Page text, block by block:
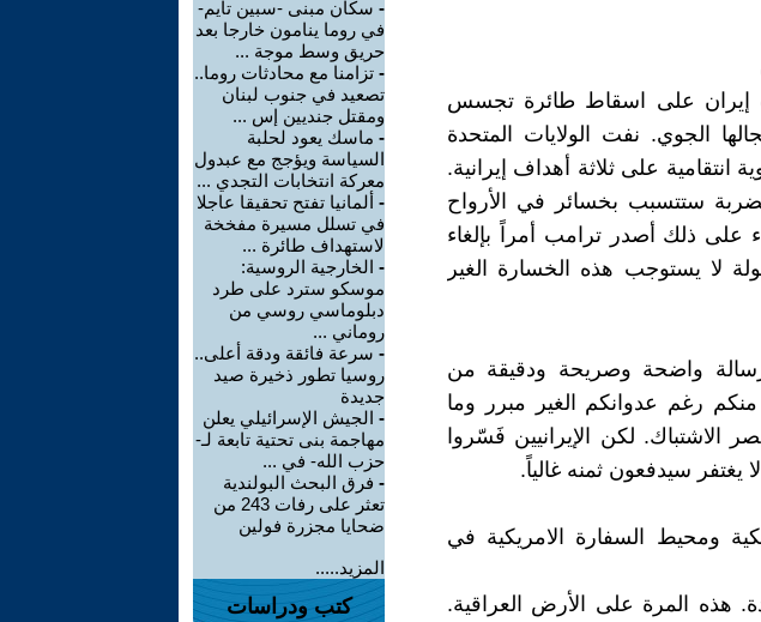
حزيران عام 2019، أقدمت إيران على اسقاط طائرة تجسس
الجوي. نفت الولايات المتحدة
انتقامية على ثلاثة أهداف إيرانية.
ستتسبب بخسائر في الأرواح
بناء على ذلك أصدر ترامب أمراً بإلغاء
لا يستوجب هذه الخسارة الغير
واضحة وصريحة ودقيقة من
رغم عدوانكم الغير مبرر وما
الاشتباك. لكن الإيرانيين فَسّروا
سيدفعون ثمنه غالياً.
ومحيط السفارة الامريكية في
هذه المرة على الأرض العراقية.
- سكان مبنى -سبين تايم-
في روما ينامون خارجا بعد
حريق وسط موجة ...
- تزامنا مع محادثات روما..
تصعيد في جنوب لبنان
ومقتل جنديين إس ...
- ماسك يعود لحلبة
السياسة ويؤجج مع عبدول
معركة انتخابات التجدي ...
- ألمانيا تفتح تحقيقا عاجلا
في تسلل مسيرة مفخخة
لاستهداف طائرة ...
- الخارجية الروسية:
موسكو سترد على طرد
دبلوماسي روسي من
روماني ...
- سرعة فائقة ودقة أعلى..
روسيا تطور ذخيرة صيد
جديدة
- الجيش الإسرائيلي يعلن
مهاجمة بنى تحتية تابعة لـ-
حزب الله- في ...
- فرق البحث البولندية
تعثر على رفات 243 من
ضحايا مجزرة فولين
المزيد.....
كتب ودراسات